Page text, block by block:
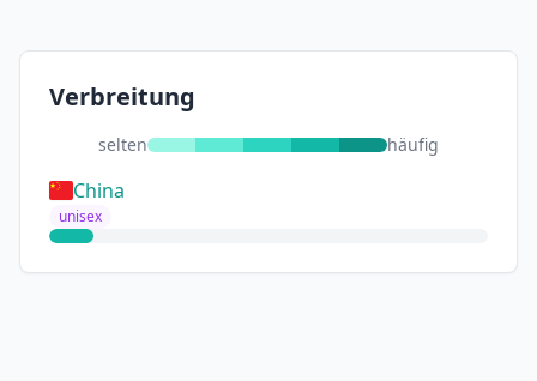
Verbreitung
selten häufig
China
unisex